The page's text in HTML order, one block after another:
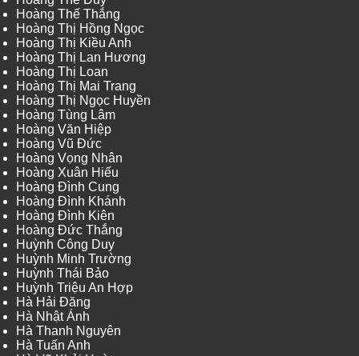
Hoàng Thế Thắng
Hoàng Thị Hồng Ngọc
Hoàng Thị Kiều Anh
Hoàng Thị Lan Hương
Hoàng Thị Loan
Hoàng Thị Mai Trang
Hoàng Thị Ngọc Huyền
Hoàng Tùng Lâm
Hoàng Văn Hiệp
Hoàng Vũ Đức
Hoàng Vọng Nhân
Hoàng Xuân Hiếu
Hoàng Đình Cung
Hoàng Đình Khánh
Hoàng Đình Kiên
Hoàng Đức Thắng
Huỳnh Công Duy
Huỳnh Minh Trường
Huỳnh Thái Bảo
Huỳnh Triệu An Hợp
Hà Hải Đăng
Hà Nhật Ánh
Hà Thanh Nguyên
Hà Tuấn Anh